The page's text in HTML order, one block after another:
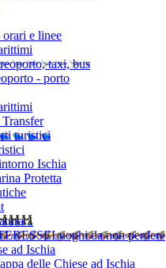
e linee
taxi, bus
- porto
turistici
Ischia
Protetta
..
Luoghi da non perdere
ad Ischia
delle Chiese ad Ischia